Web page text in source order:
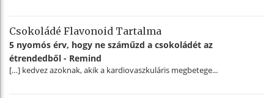
Csokoládé Flavonoid Tartalma
5 nyomós érv, hogy ne száműzd a csokoládét az
étrendedből - Remind
[…] kedvez azoknak, akik a kardiovaszkuláris megbetege...